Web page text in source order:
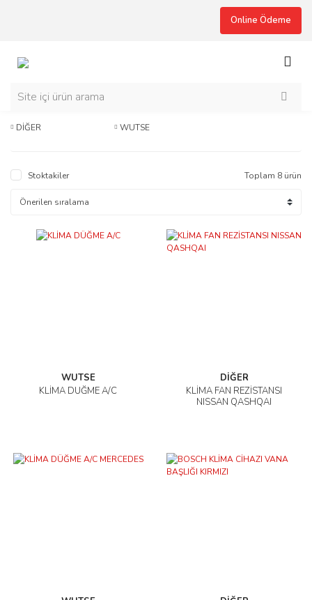
Online Ödeme
DİĞER WUTSE
Stoktakiler Toplam 8 ürün
WUTSE
KLİMA DÜĞME A/C
DİĞER
KLİMA FAN REZİSTANSI
NISSAN QASHQAI